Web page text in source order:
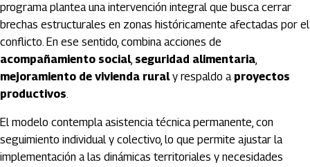
programa plantea una intervención integral que busca cerrar
brechas estructurales en zonas históricamente afectadas por el
conflicto. En ese sentido, combina acciones de
acompañamiento social, seguridad alimentaria,
mejoramiento de vivienda ruraly respaldo a proyectos
productivos.
El modelo contempla asistencia técnica permanente, con
seguimiento individual y colectivo, lo que permite ajustar la
implementación a las dinámicas territoriales y necesidades